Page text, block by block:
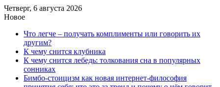
Четверг, 6 августа 2026
Новое
Что легче – получать комплименты или говорить их
другим?
К чему снится клубника
К чему снится лебедь: толкования сна в популярных
сонниках
Бимбо-стоицизм как новая интернет-философия